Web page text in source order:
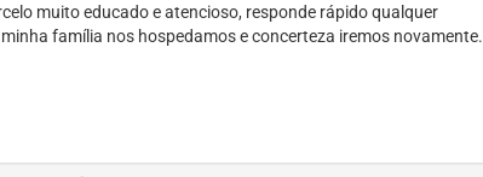
muito educado e atencioso, responde rápido qualquer
família nos hospedamos e concerteza iremos novamente.